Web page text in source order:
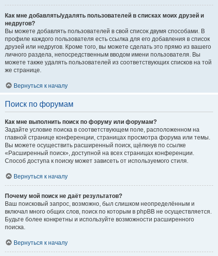
Как мне добавлять/удалять пользователей в списках моих друзей и
недругов?
Вы можете добавлять пользователей в свой список двумя способами. В
профиле каждого пользователя есть ссылка для его добавления в список
друзей или недругов. Кроме того, вы можете сделать это прямо из вашего
личного раздела, непосредственным вводом имени пользователя. Вы
можете также удалять пользователей из соответствующих списков на той
же странице.
Вернуться к началу
Поиск по форумам
Как мне выполнить поиск по форуму или форумам?
Задайте условие поиска в соответствующем поле, расположенном на
главной странице конференции, страницах просмотра форума или темы.
Вы можете осуществить расширенный поиск, щёлкнув по ссылке
«Расширенный поиск», доступной на всех страницах конференции.
Способ доступа к поиску может зависеть от используемого стиля.
Вернуться к началу
Почему мой поиск не даёт результатов?
Ваш поисковый запрос, возможно, был слишком неопределённым и
включал много общих слов, поиск по которым в phpBB не осуществляется.
Будьте более конкретны и используйте возможности расширенного
поиска.
Вернуться к началу